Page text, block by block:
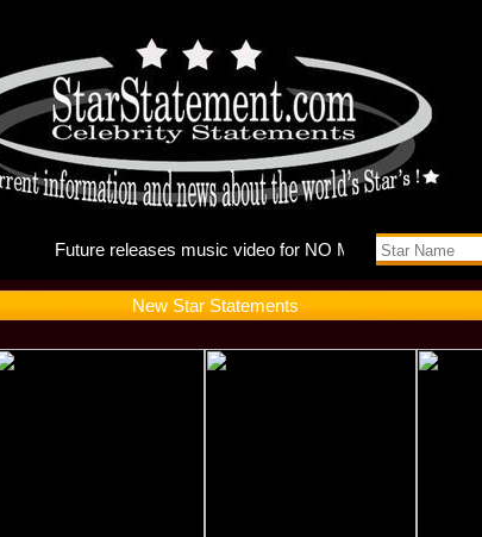
Future
New Star Statements